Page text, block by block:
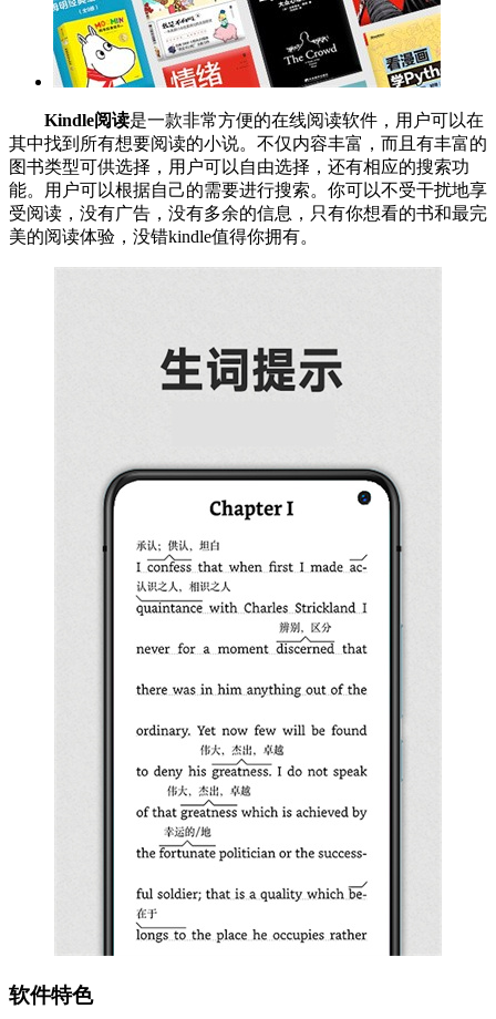
Kindle阅读是一款非常方便的在线阅读软件，用户可以在
其中找到所有想要阅读的小说。不仅内容丰富，而且有丰富的
图书类型可供选择，用户可以自由选择，还有相应的搜索功
能。用户可以根据自己的需要进行搜索。你可以不受干扰地享
受阅读，没有广告，没有多余的信息，只有你想看的书和最完
美的阅读体验，没错kindle值得你拥有。
软件特色